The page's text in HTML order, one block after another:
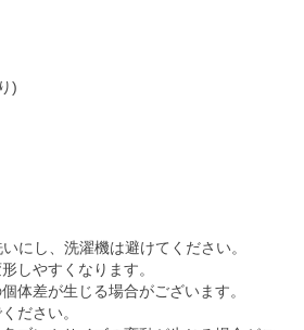
)
にし、洗濯機は避けてください。
しやすくなります。
体差が生じる場合がございます。
ださい。